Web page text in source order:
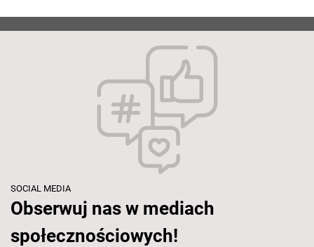
SOCIAL MEDIA
Obserwuj nas w mediach
społecznościowych!